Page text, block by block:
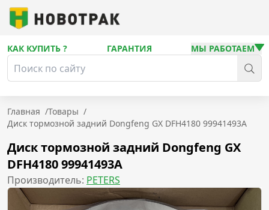
КАК КУПИТЬ ? ГАРАНТИЯ МЫ РАБОТАЕМ
Главная /Товары /
Диск тормозной задний Dongfeng GX DFH4180 99941493A
Диск тормозной задний Dongfeng GX
DFH4180 99941493A
Производитель: PETERS